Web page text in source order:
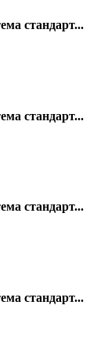
стандарт...
стандарт...
стандарт...
стандарт...